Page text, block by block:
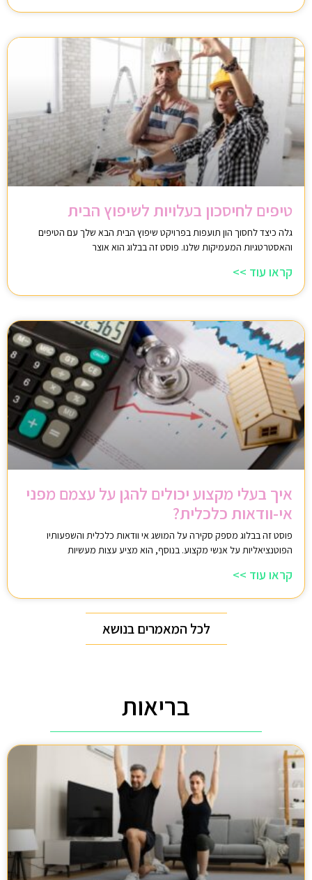
טיפים לחיסכון בעלויות לשיפוץ הבית
גלה כיצד לחסוך הון תועפות בפרויקט שיפוץ הבית הבא שלך עם הטיפים
והאסטרטגיות המעמיקות שלנו. פוסט זה בבלוג הוא אוצר
קראו עוד >>
איך בעלי מקצוע יכולים להגן על עצמם מפני
אי-וודאות כלכלית?
פוסט זה בבלוג מספק סקירה על המושג אי וודאות כלכלית והשפעותיו
הפוטנציאליות על אנשי מקצוע. בנוסף, הוא מציע עצות מעשיות
קראו עוד >>
לכל המאמרים בנושא
בריאות